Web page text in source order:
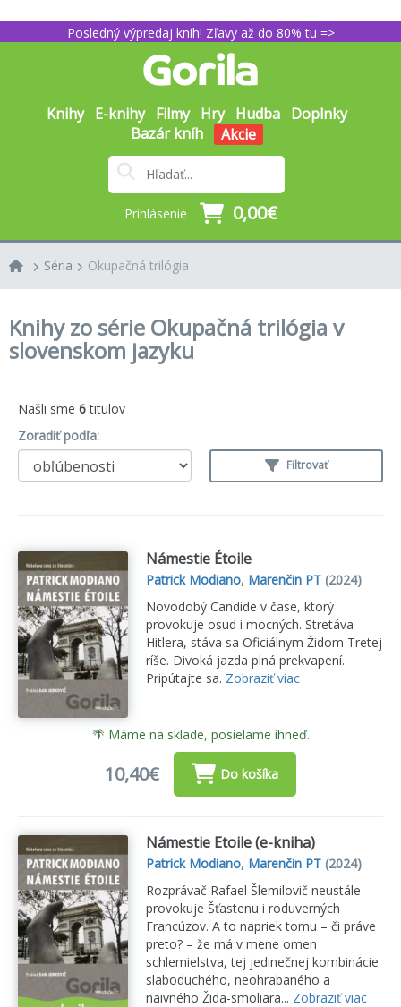
Posledný výpredaj kníh! Zľavy až do 80% tu =>
Knihy E-knihy Filmy Hry Hudba Doplnky
Bazár kníh
Akcie
Prihlásenie 0,00€
Séria Okupačná trilógia
Knihy zo série Okupačná trilógia v
slovenskom jazyku
Našli sme 6titulov
Zoradiť podľa:
Filtrovať
Námestie Étoile
Patrick Modiano, Marenčin PT(2024)
Novodobý Candide v čase, ktorý
provokuje osud i mocných. Stretáva
Hitlera, stáva sa Oficiálnym Židom Tretej
ríše. Divoká jazda plná prekvapení.
Pripútajte sa. Zobraziť viac
🌴 Máme na sklade, posielame ihneď.
10,40€ Do košíka
Námestie Etoile (e-kniha)
Patrick Modiano, Marenčin PT(2024)
Rozprávač Rafael Šlemilovič neustále
provokuje Šťastenu i roduverných
Francúzov. A to napriek tomu – či práve
preto? – že má v mene omen
schlemielstva, tej jedinečnej kombinácie
slaboduchého, neohrabaného a
naivného Žida-smoliara... Zobraziť viac